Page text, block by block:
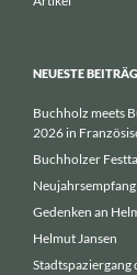
NEUESTE
Buchholz meets
2026 in
Buchholzer
Gedenken an
Helmut Jansen
Stadtspaziergang